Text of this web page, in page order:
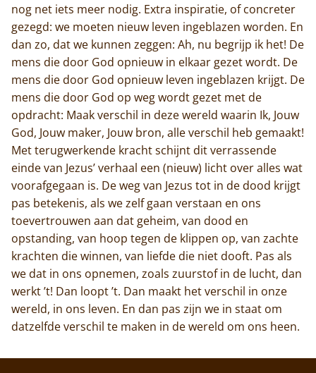
nog net iets meer nodig. Extra inspiratie, of concreter
gezegd: we moeten nieuw leven ingeblazen worden. En
dan zo, dat we kunnen zeggen: Ah, nu begrijp ik het! De
mens die door God opnieuw in elkaar gezet wordt. De
mens die door God opnieuw leven ingeblazen krijgt. De
mens die door God op weg wordt gezet met de
opdracht: Maak verschil in deze wereld waarin Ik, Jouw
God, Jouw maker, Jouw bron, alle verschil heb gemaakt!
Met terugwerkende kracht schijnt dit verrassende
einde van Jezus’ verhaal een (nieuw) licht over alles wat
voorafgegaan is. De weg van Jezus tot in de dood krijgt
pas betekenis, als we zelf gaan verstaan en ons
toevertrouwen aan dat geheim, van dood en
opstanding, van hoop tegen de klippen op, van zachte
krachten die winnen, van liefde die niet dooft. Pas als
we dat in ons opnemen, zoals zuurstof in de lucht, dan
werkt ’t! Dan loopt ’t. Dan maakt het verschil in onze
wereld, in ons leven. En dan pas zijn we in staat om
datzelfde verschil te maken in de wereld om ons heen.